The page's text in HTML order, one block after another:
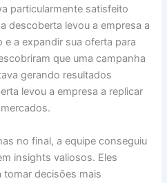
particularmente satisfeito
descoberta levou a empresa a
a expandir sua oferta para
que uma campanha
gerando resultados
levou a empresa a replicar
no final, a equipe conseguiu
insights valiosos. Eles
tomar decisões mais